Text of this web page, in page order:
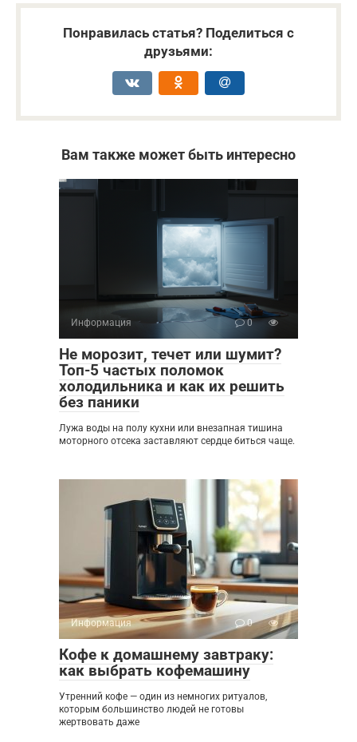
Понравилась статья? Поделиться с
друзьями:
Вам также может быть интересно
Информация 0
Не морозит, течет или шумит?
Топ-5 частых поломок
холодильника и как их решить
без паники
Лужа воды на полу кухни или внезапная тишина
моторного отсека заставляют сердце биться чаще.
Информация 0
Кофе к домашнему завтраку:
как выбрать кофемашину
Утренний кофе — один из немногих ритуалов,
которым большинство людей не готовы
жертвовать даже